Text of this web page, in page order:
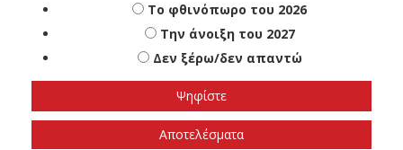
Πότε πιστεύετε ότι θα γίνουν οι εθνικές
εκλογές
Το φθινόπωρο του 2026
Την άνοιξη του 2027
Δεν ξέρω/δεν απαντώ